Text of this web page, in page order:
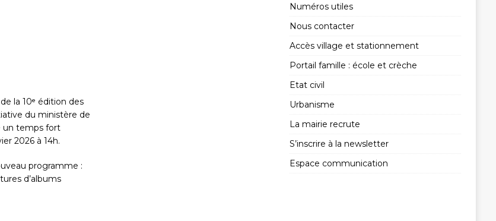
la 10ᵉ édition des
du ministère de
un temps fort
2026 à 14h.
programme :
d’albums
Numéros utiles
Nous contacter
Accès village et stationnement
Portail famille : école et crèche
Etat civil
Urbanisme
La mairie recrute
S’inscrire à la newsletter
Espace communication